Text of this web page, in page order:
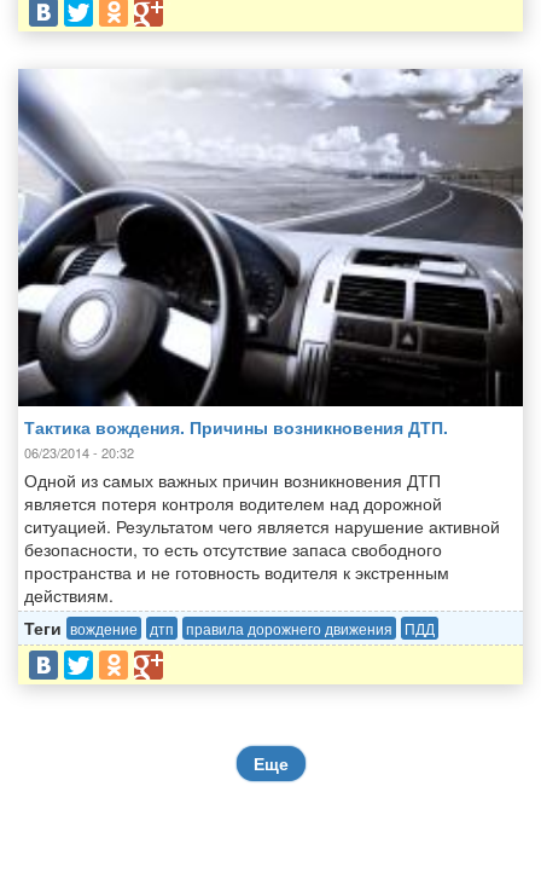
Тактика вождения. Причины возникновения ДТП.
06/23/2014 - 20:32
Одной из самых важных причин возникновения ДТП
является потеря контроля водителем над дорожной
ситуацией. Результатом чего является нарушение активной
безопасности, то есть отсутствие запаса свободного
пространства и не готовность водителя к экстренным
действиям.
Теги вождение дтп правила дорожнего движения ПДД
Еще